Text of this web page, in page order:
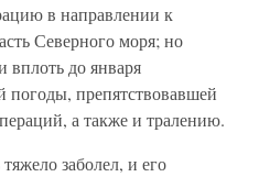
в направлении к
Северного моря; но
вплоть до января
погоды, препятствовавшей
а также и тралению.
заболел, и его